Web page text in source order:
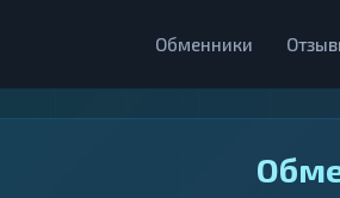
Обменники